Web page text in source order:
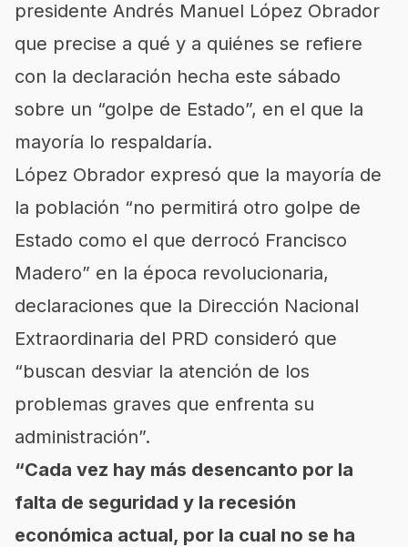
presidente Andrés Manuel López Obrador
que precise a qué y a quiénes se refiere
con la declaración hecha este sábado
sobre un “golpe de Estado”, en el que la
mayoría lo respaldaría.
López Obrador expresó que la mayoría de
la población “no permitirá otro golpe de
Estado como el que derrocó Francisco
Madero” en la época revolucionaria,
declaraciones que la Dirección Nacional
Extraordinaria del PRD consideró que
“buscan desviar la atención de los
problemas graves que enfrenta su
administración”.
“Cada vez hay más desencanto por la
falta de seguridad y la recesión
económica actual, por la cual no se ha